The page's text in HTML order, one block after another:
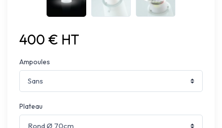
400 € HT
Ampoules
Plateau